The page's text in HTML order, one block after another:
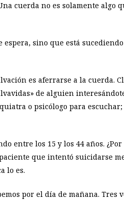
cuerda no es solamente algo
sino que está
es aferrarse a la cuerda.
de alguien
o psicólogo para
entre los 15 y los 44 años.
que intentó suicidarse
lo es.
por el día de mañana. Tres